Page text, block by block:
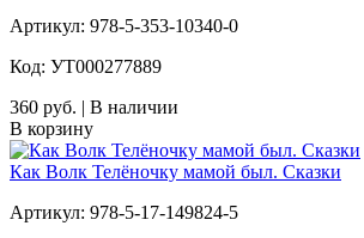
Артикул: 978-5-353-10340-0
Код: УТ000277889
360 руб. | В наличии
В корзину
Как Волк Телёночку мамой был. Сказки
Артикул: 978-5-17-149824-5